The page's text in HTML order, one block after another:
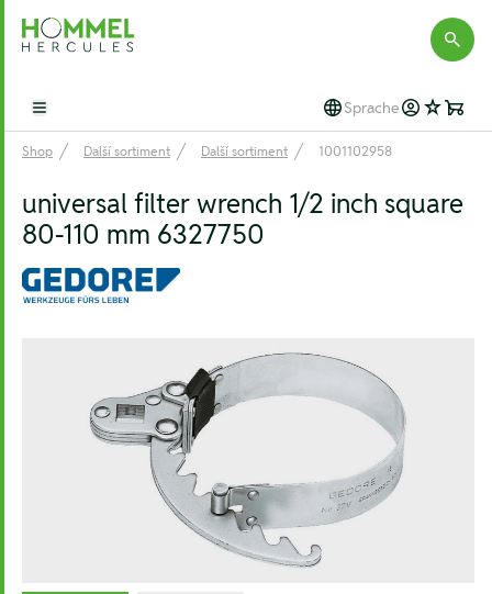
Hommel Hercules
Open main menu Sprache
Shop Další sortiment Další sortiment 1001102958
universal filter wrench 1/2 inch square
80-110 mm 6327750